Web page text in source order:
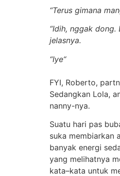
“Terus gimana
“Idih, nggak
jelasnya.
“Iye“
FYI, Roberto,
Sedangkan Lola,
nanny-nya.
Suatu hari pas
suka membiarkan
banyak energi
yang melihatnya
kata–kata untuk